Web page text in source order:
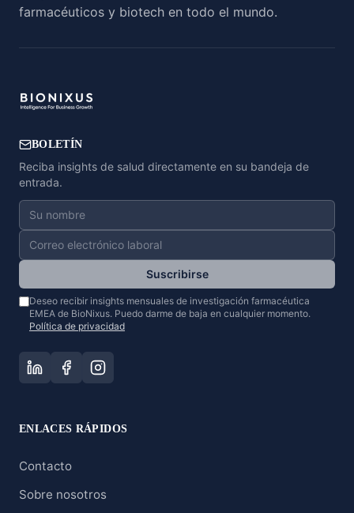
farmacéuticos y biotech en todo el mundo.
BOLETÍN
Reciba insights de salud directamente en su bandeja de
entrada.
Suscribirse
Deseo recibir insights mensuales de investigación farmacéutica
EMEA de BioNixus. Puedo darme de baja en cualquier momento.
Política de privacidad
ENLACES RÁPIDOS
Contacto
Sobre nosotros